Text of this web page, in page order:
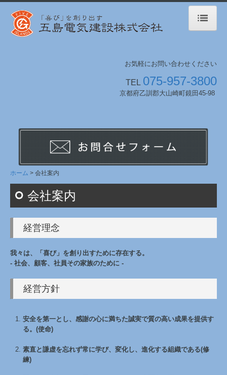
1974年-2009年
環境への取組み
会社案内
採用情報
採用特設サイト
お気軽にお問い合わせください
TEL 075-957-3800
京都府乙訓郡大山崎町鏡田45-98
ホーム 会社案内
会社案内
経営理念
我々は、「喜び」を創り出すために存在する。
- 社会、顧客、社員その家族のために -
経営方針
安全を第一とし、感謝の心に満ちた誠実で質の高い成果を提供す
る。(使命)
素直と謙虚を忘れず常に学び、変化し、進化する組織である(修
練)